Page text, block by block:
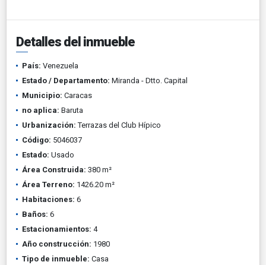
Detalles del inmueble
País: Venezuela
Estado / Departamento: Miranda - Dtto. Capital
Municipio: Caracas
no aplica: Baruta
Urbanización: Terrazas del Club Hípico
Código: 5046037
Estado: Usado
Área Construida: 380 m²
Área Terreno: 1426.20 m²
Habitaciones: 6
Baños: 6
Estacionamientos: 4
Año construcción: 1980
Tipo de inmueble: Casa